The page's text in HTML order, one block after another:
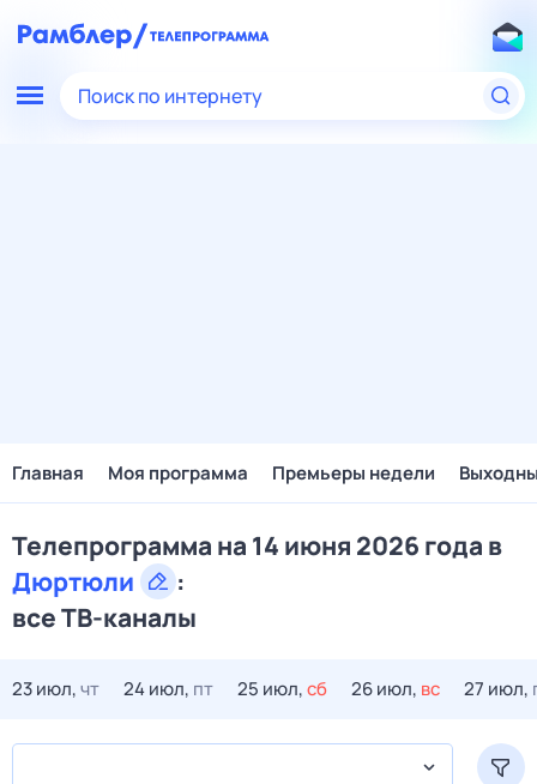
Поиск по интернету
Главная Моя программа Премьеры недели
Телепрограмма на 14 июня 2026 года в
Дюртюли
:
все ТВ-каналы
23 июл,чт 24 июл, пт 25 июл,сб 26 июл, вс 27 июл,